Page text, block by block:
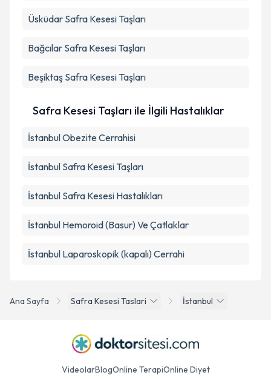
Ana Sayfa Safra Kesesi Taslari İstanbul
Üsküdar Safra Kesesi Taşları
Bağcılar Safra Kesesi Taşları
Beşiktaş Safra Kesesi Taşları
Safra Kesesi Taşları ile İlgili Hastalıklar
İstanbul Obezite Cerrahisi
İstanbul Safra Kesesi Taşları
İstanbul Safra Kesesi Hastalıkları
İstanbul Hemoroid (Basur) Ve Çatlaklar
İstanbul Laparoskopik (kapalı) Cerrahi
VideolarBlogOnline TerapiOnline Diyet